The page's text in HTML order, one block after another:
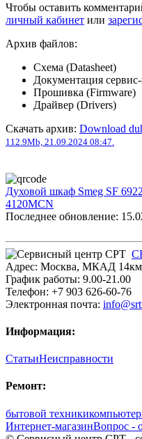
Чтобы оставить
личный кабинет или
Архив файлов:
Схема (Datasheet)
Документация
Прошивка (Firmware)
Драйвер (Drivers)
Скачать архив: Download
112.9Mb, 21.09.2024 08:47.
Духовой шкаф Smeg SF
4120MCN
Последнее обновление:
Адрес: Москва, МКАД 14км
График работы: 9.00-21.00
Телефон: +7 903 626-60-76
Электронная почта:
Информация:
СтатьиНеисправности
Ремонт:
бытовой техники
Интернет-магазинВопрос -